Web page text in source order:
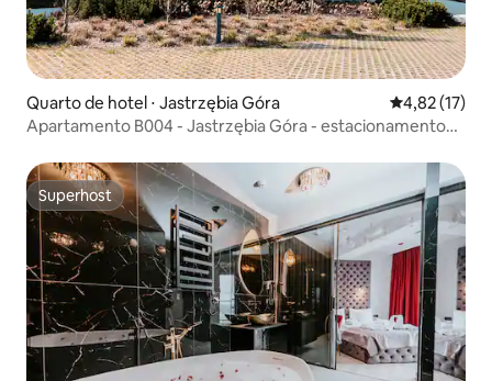
Quarto de hotel ⋅ Jastrzębia Góra 4,82 de uma
4,82 (17)
Apartamento B004 - Jastrzębia Góra - estacionamento
Superhost
Superhost